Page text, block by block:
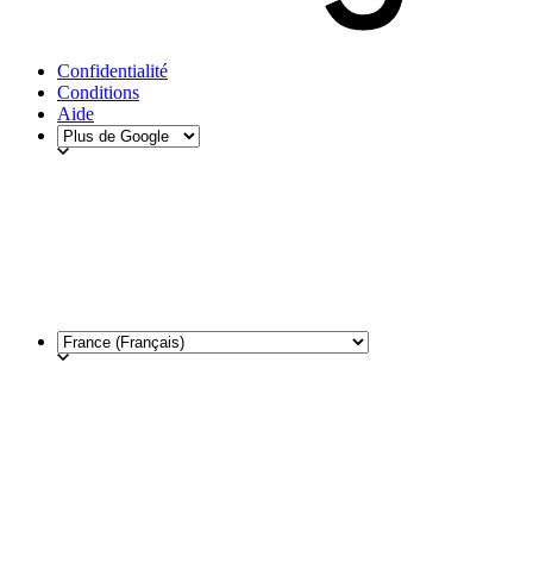
Confidentialité
Conditions
Aide